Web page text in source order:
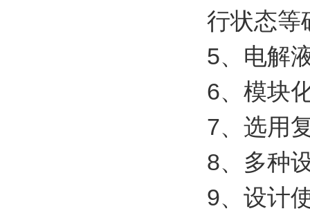
行状态等
5、电解
6、模块
7、选用
8、多种
9、设计